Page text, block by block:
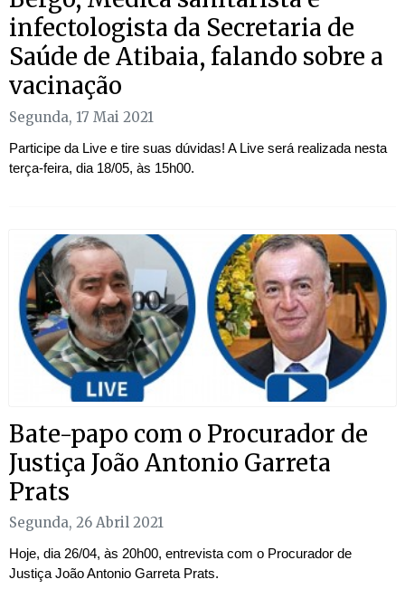
infectologista da Secretaria de
Saúde de Atibaia, falando sobre a
vacinação
Segunda, 17 Mai 2021
Participe da Live e tire suas dúvidas! A Live será realizada nesta
terça-feira, dia 18/05, às 15h00.
Bate-papo com o Procurador de
Justiça João Antonio Garreta
Prats
Segunda, 26 Abril 2021
Hoje, dia 26/04, às 20h00, entrevista com o Procurador de
Justiça João Antonio Garreta Prats.